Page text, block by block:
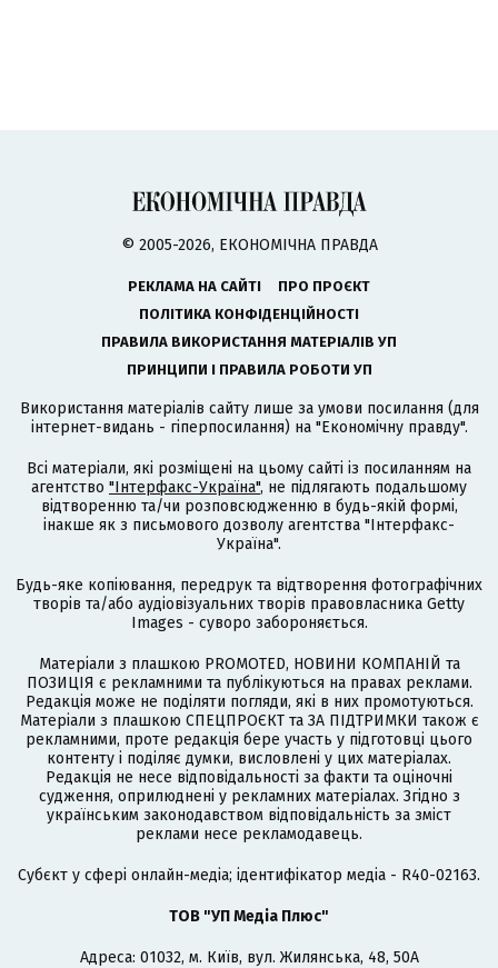
© 2005-2026, ЕКОНОМІЧНА ПРАВДА
РЕКЛАМА НА САЙТІ
ПРО ПРОЄКТ
ПОЛІТИКА КОНФІДЕНЦІЙНОСТІ
ПРАВИЛА ВИКОРИСТАННЯ МАТЕРІАЛІВ УП
ПРИНЦИПИ І ПРАВИЛА РОБОТИ УП
Використання матеріалів сайту лише за умови посилання (для
інтернет-видань - гіперпосилання) на "Економічну правду".
Всі матеріали, які розміщені на цьому сайті із посиланням на
агентство "Інтерфакс-Україна", не підлягають подальшому
відтворенню та/чи розповсюдженню в будь-якій формі,
інакше як з письмового дозволу агентства "Інтерфакс-
Україна".
Будь-яке копіювання, передрук та відтворення фотографічних
творів та/або аудіовізуальних творів правовласника Getty
Images - суворо забороняється.
Матеріали з плашкою PROMOTED, НОВИНИ КОМПАНІЙ та
ПОЗИЦІЯ є рекламними та публікуються на правах реклами.
Редакція може не поділяти погляди, які в них промотуються.
Матеріали з плашкою СПЕЦПРОЄКТ та ЗА ПІДТРИМКИ також є
рекламними, проте редакція бере участь у підготовці цього
контенту і поділяє думки, висловлені у цих матеріалах.
Редакція не несе відповідальності за факти та оціночні
судження, оприлюднені у рекламних матеріалах. Згідно з
українським законодавством відповідальність за зміст
реклами несе рекламодавець.
Cубєкт у сфері онлайн-медіа; ідентифікатор медіа - R40-02163.
ТОВ "УП Медіа Плюс"
Адреса: 01032, м. Київ, вул. Жилянська, 48, 50А